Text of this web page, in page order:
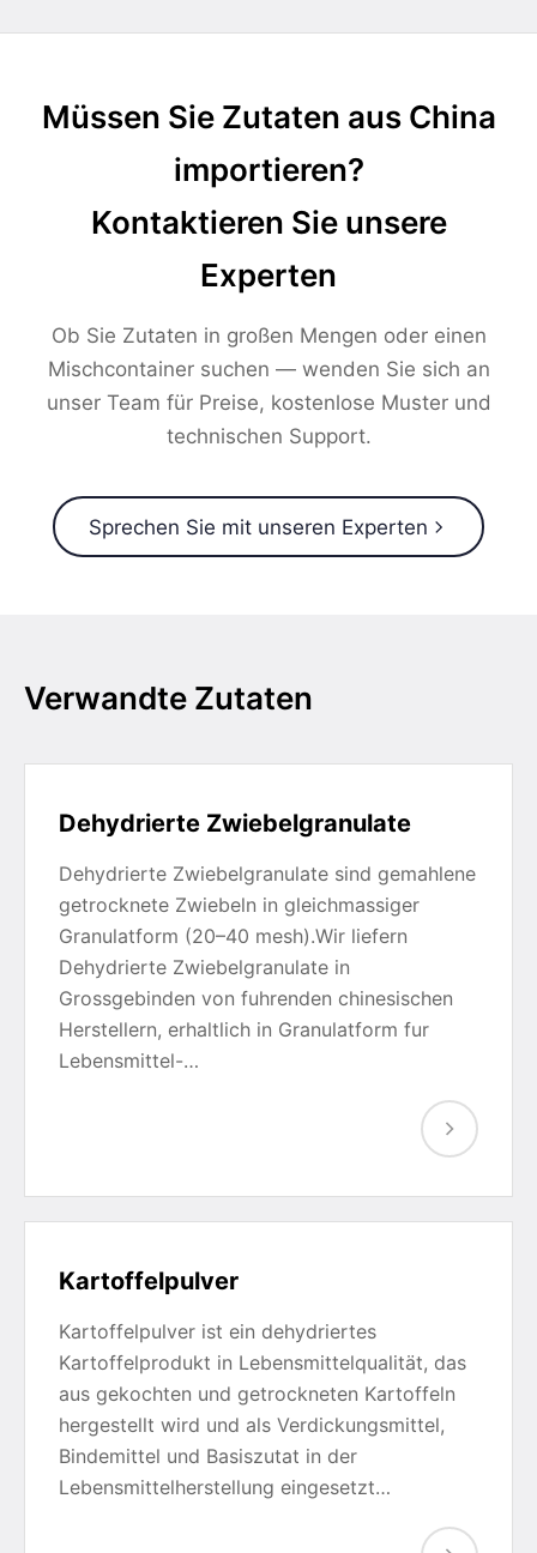
Müssen Sie Zutaten aus China
importieren?
Kontaktieren Sie unsere
Experten
Ob Sie Zutaten in großen Mengen oder einen
Mischcontainer suchen — wenden Sie sich an
unser Team für Preise, kostenlose Muster und
technischen Support.
Sprechen Sie mit unseren Experten
Verwandte Zutaten
Dehydrierte Zwiebelgranulate
Dehydrierte Zwiebelgranulate sind gemahlene
getrocknete Zwiebeln in gleichmassiger
Granulatform (20–40 mesh).Wir liefern
Dehydrierte Zwiebelgranulate in
Grossgebinden von fuhrenden chinesischen
Herstellern, erhaltlich in Granulatform fur
Lebensmittel-…
Kartoffelpulver
Kartoffelpulver ist ein dehydriertes
Kartoffelprodukt in Lebensmittelqualität, das
aus gekochten und getrockneten Kartoffeln
hergestellt wird und als Verdickungsmittel,
Bindemittel und Basiszutat in der
Lebensmittelherstellung eingesetzt…